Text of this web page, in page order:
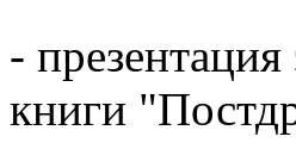
- презентация
книги